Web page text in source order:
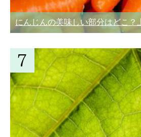
にんじんの美味しい部分はどこ？